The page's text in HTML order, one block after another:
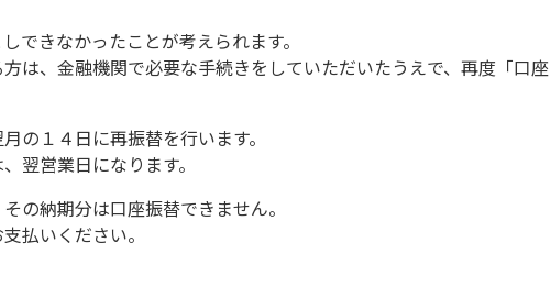
できなかったことが考えられます。
は、金融機関で必要な手続きをしていただいたうえで、再度「口座
の１４日に再振替を行います。
翌営業日になります。
の納期分は口座振替できません。
払いください。